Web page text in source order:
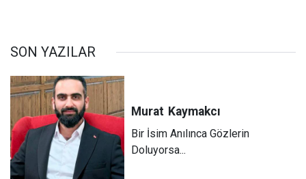
SON YAZILAR
Murat Kaymakcı
Bir İsim Anılınca Gözlerin
Doluyorsa...